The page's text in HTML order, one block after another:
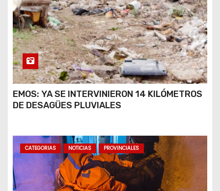
EMOS: YA SE INTERVINIERON 14 KILÓMETROS
DE DESAGÜES PLUVIALES
CATEGORIAS NOTICIAS PROVINCIALES